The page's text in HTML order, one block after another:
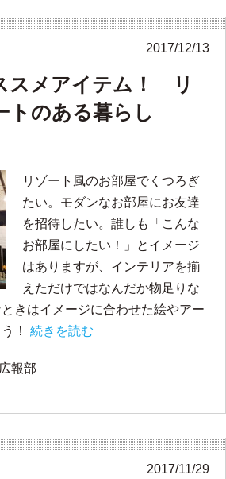
2017/12/13
スメアイテム！ リ
トのある暮らし
リゾート風のお部屋でくつろぎ
たい。モダンなお部屋にお友達
を招待したい。誰しも「こんな
お部屋にしたい！」とイメージ
はありますが、インテリアを揃
えただけではなんだか物足りな
きはイメージに合わせた絵やアー
！ 続きを読む
報部
2017/11/29